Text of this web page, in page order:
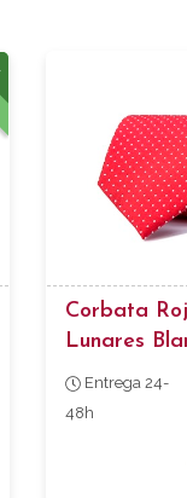
Corbata
Lunares
Entrega 24-
48h